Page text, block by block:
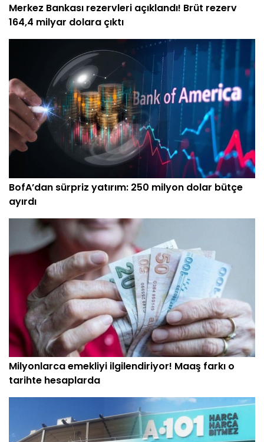
Merkez Bankası rezervleri açıklandı! Brüt rezerv
164,4 milyar dolara çıktı
BofA’dan sürpriz yatırım: 250 milyon dolar bütçe
ayırdı
Milyonlarca emekliyi ilgilendiriyor! Maaş farkı o
tarihte hesaplarda